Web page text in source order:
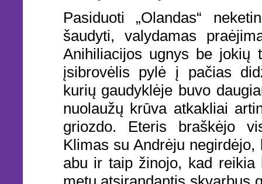
Pasiduoti „Olandas“
šaudyti, valydamas
Anihiliacijos ugnys be jokių
įsibrovėlis pylė į pačias
kurių gaudyklėje buvo
nuolaužų krūva atkakliai
griozdo. Eteris braškėjo
Klimas su Andrėju
abu ir taip žinojo, kad reikia